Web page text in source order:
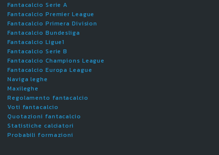
Fantacalcio Serie A
Fantacalcio Premier League
Fantacalcio Primera Division
Fantacalcio Bundesliga
Fantacalcio Ligue1
Fantacalcio Serie B
Fantacalcio Champions League
Fantacalcio Europa League
Naviga leghe
Maxileghe
Regolamento fantacalcio
Voti fantacalcio
Quotazioni fantacalcio
Statistiche calciatori
Probabili formazioni